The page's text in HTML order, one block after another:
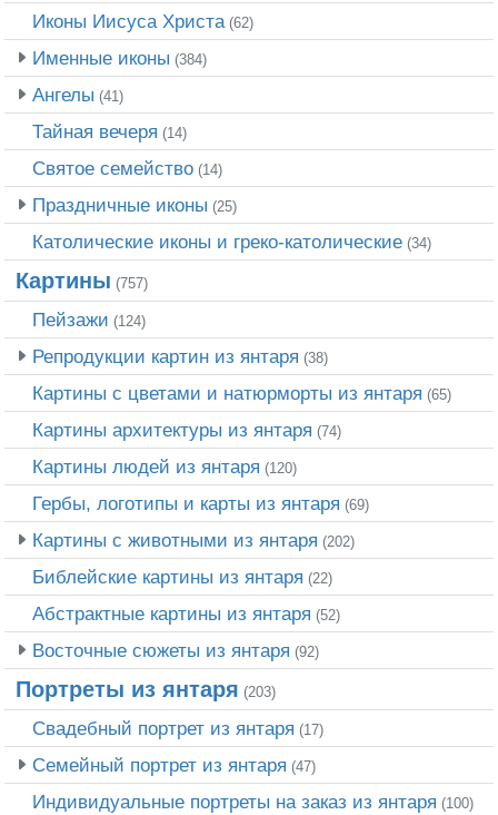
Иконы Иисуса Христа(62)
Именные иконы (384)
Ангелы (41)
Тайная вечеря (14)
Святое семейство (14)
Праздничные иконы (25)
Католические иконы и греко-католические (34)
Картины (757)
Пейзажи (124)
Репродукции картин из янтаря (38)
Картины с цветами и натюрморты из янтаря (65)
Картины архитектуры из янтаря (74)
Картины людей из янтаря (120)
Гербы, логотипы и карты из янтаря (69)
Картины с животными из янтаря (202)
Библейские картины из янтаря (22)
Абстрактные картины из янтаря (52)
Восточные сюжеты из янтаря (92)
Портреты из янтаря (203)
Свадебный портрет из янтаря (17)
Семейный портрет из янтаря (47)
Индивидуальные портреты на заказ из янтаря (100)